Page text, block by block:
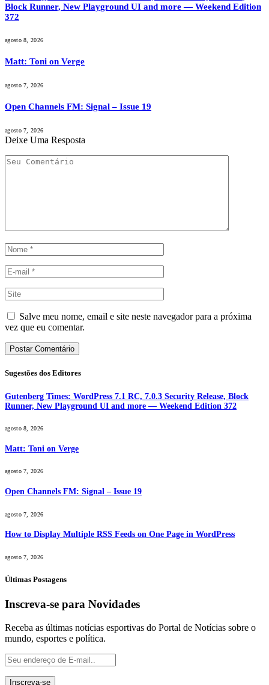
Block Runner, New Playground UI and more — Weekend Edition
372
agosto 8, 2026
Matt: Toni on Verge
agosto 7, 2026
Open Channels FM: Signal – Issue 19
agosto 7, 2026
Deixe Uma Resposta
Salve meu nome, email e site neste navegador para a próxima
vez que eu comentar.
Sugestões dos Editores
Gutenberg Times: WordPress 7.1 RC, 7.0.3 Security Release, Block
Runner, New Playground UI and more — Weekend Edition 372
agosto 8, 2026
Matt: Toni on Verge
agosto 7, 2026
Open Channels FM: Signal – Issue 19
agosto 7, 2026
How to Display Multiple RSS Feeds on One Page in WordPress
agosto 7, 2026
Últimas Postagens
Inscreva-se para Novidades
Receba as últimas notícias esportivas do Portal de Notícias sobre o
mundo, esportes e política.